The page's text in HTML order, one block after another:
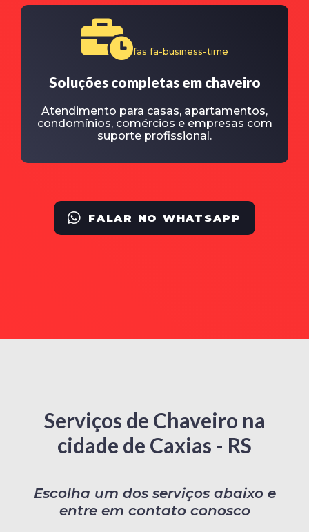
fas fa-business-time
Soluções completas em chaveiro
Atendimento para casas, apartamentos,
condomínios, comércios e empresas com
suporte profissional.
FALAR NO WHATSAPP
Serviços de Chaveiro na
cidade de Caxias - RS
Escolha um dos serviços abaixo e
entre em contato conosco